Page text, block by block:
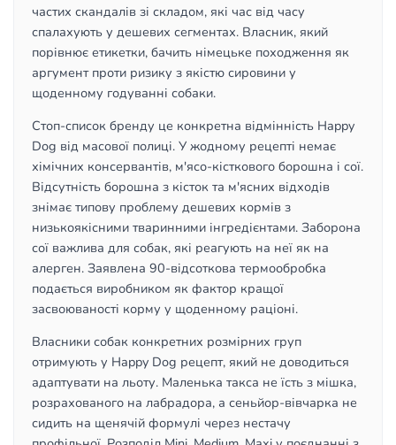
частих скандалів зі складом, які час від часу
спалахують у дешевих сегментах. Власник, який
порівнює етикетки, бачить німецьке походження як
аргумент проти ризику з якістю сировини у
щоденному годуванні собаки.
Стоп-список бренду це конкретна відмінність Happy
Dog від масової полиці. У жодному рецепті немає
хімічних консервантів, м'ясо-кісткового борошна і сої.
Відсутність борошна з кісток та м'ясних відходів
знімає типову проблему дешевих кормів з
низькоякісними тваринними інгредієнтами. Заборона
сої важлива для собак, які реагують на неї як на
алерген. Заявлена 90-відсоткова термообробка
подається виробником як фактор кращої
засвоюваності корму у щоденному раціоні.
Власники собак конкретних розмірних груп
отримують у Happy Dog рецепт, який не доводиться
адаптувати на льоту. Маленька такса не їсть з мішка,
розрахованого на лабрадора, а сеньйор-вівчарка не
сидить на щенячій формулі через нестачу